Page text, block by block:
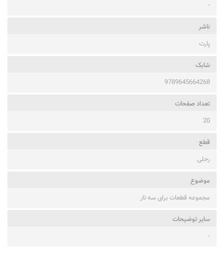
-
ناشر
پارت
شابک
9789645664268
تعداد صفحات
20
قطع
رحلی
موضوع
مجموعه قطعات برای سه تار
ساير توضيحات
-